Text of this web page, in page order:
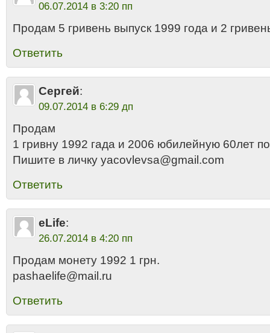
06.07.2014 в 3:20 пп
Продам 5 гривень выпуск 1999 года и 2
Ответить
Сергей:
09.07.2014 в 6:29 дп
Продам
1 гривну 1992 гада и 2006 юбилейную 60лет
Пишите в личку yacovlevsa@gmail.com
Ответить
eLife:
26.07.2014 в 4:20 пп
Продам монету 1992 1 грн.
pashaelife@mail.ru
Ответить